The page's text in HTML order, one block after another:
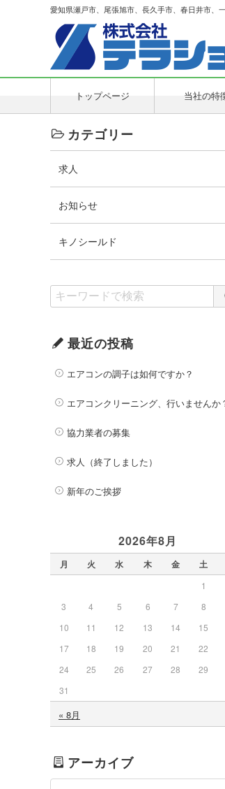
愛知県瀬戸市、尾張旭市、長久手市、春日井市、
トップページ 当社の特
カテゴリー
求人
お知らせ
キノシールド
最近の投稿
エアコンの調子は如何ですか？
エアコンクリーニング、行いませんか
協力業者の募集
求人（終了しました）
新年のご挨拶
2026年8月
月 火 水 木 金 土
« 8月
1
3
4 5 6 7 8
10
11 12 13 14 15
17
18 19 20 21 22
24
25 26 27 28 29
31
アーカイブ